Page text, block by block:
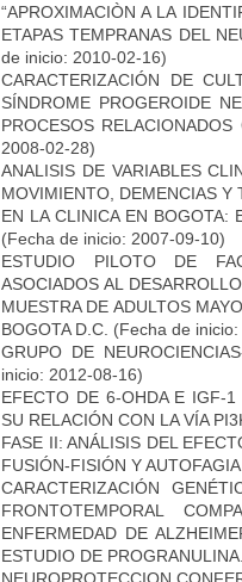
“APROXIMACIÒN A LA
ETAPAS TEMPRANAS DEL
de inicio: 2010-02-16)
CARACTERIZACIÓN DE
SÍNDROME PROGEROIDE
PROCESOS
2008-02-28)
ANALISIS DE VARIABLES
MOVIMIENTO, DEMENCIAS Y
EN LA CLINICA EN BOGOTA:
(Fecha de inicio: 2007-09-10)
ESTUDIO PILOTO DE
ASOCIADOS AL
MUESTRA DE ADULTOS
BOGOTA D.C. (Fecha de
GRUPO DE
inicio: 2012-08-16)
EFECTO DE 6-OHDA E IGF-
SU RELACIÓN CON LA VÍA
FASE II: ANÁLISIS DEL
FUSIÓN-FISIÓN Y
CARACTERIZACIÓN
FRONTOTEMPORAL
ENFERMEDAD DE
ESTUDIO DE PROGRANULINA.